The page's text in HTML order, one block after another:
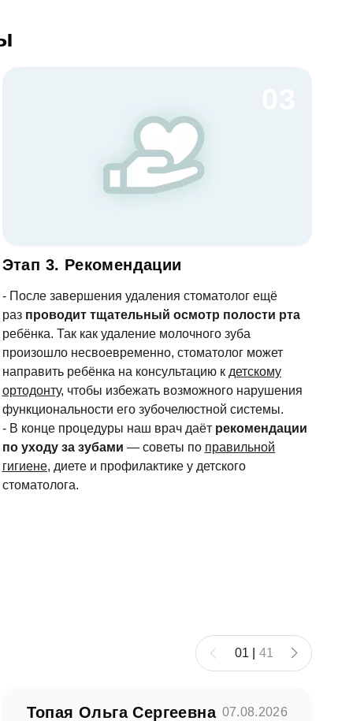
Этап 3. Рекомендации
- После завершения удаления стоматолог ещё
раз проводит тщательный осмотр полости рта
ребёнка. Так как удаление молочного зуба
произошло несвоевременно, стоматолог может
направить ребёнка на консультацию к детскому
ортодонту, чтобы избежать возможного нарушения
функциональности его зубочелюстной системы.
- В конце процедуры наш врач даёт рекомендации
по уходу за зубами — советы по правильной
гигиене, диете и профилактике у детского
стоматолога.
01 41
Топая Ольга Сергеевна 07.08.2026